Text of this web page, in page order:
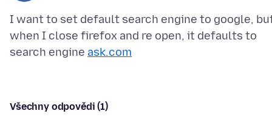
I want to set default search engine to google,
when I close firefox and re open, it defaults to
search engine ask.com
Všechny odpovědi (1)